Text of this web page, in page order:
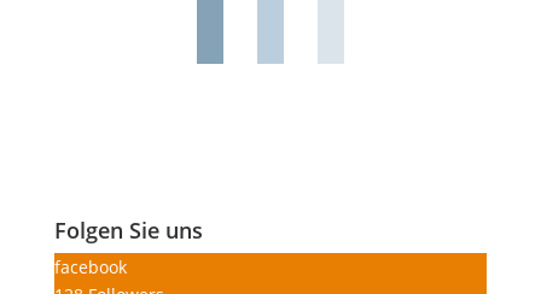
Folgen Sie uns
facebook